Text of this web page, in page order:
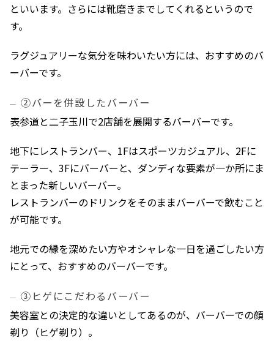
といいます。さらには靴磨きまでしてくれるというので
す。
ラグジュアリーな気分を味わいたい方には、おすすめのバ
ーバーです。
②バーを併設したバーバー
表参道と二子玉川で2店舗を展開するバーバーです。
地下にレストランバー、1Fはスポーツカジュアル、2Fに
テーラー、3Fにバーバーと、ダンディな要素が一か所にま
とまった新しいバーバー。
レストランバーのドリンクをそのままバーバーで飲むこと
が可能です。
地元での縁を深めたい方やオシャレな一日を過ごしたい方
にとって、おすすめのバーバーです。
③ヒゲにこだわるバーバー
美容室との決定的な違いとしてあるのが、バーバーでの顔
剃り（ヒゲ剃り）。